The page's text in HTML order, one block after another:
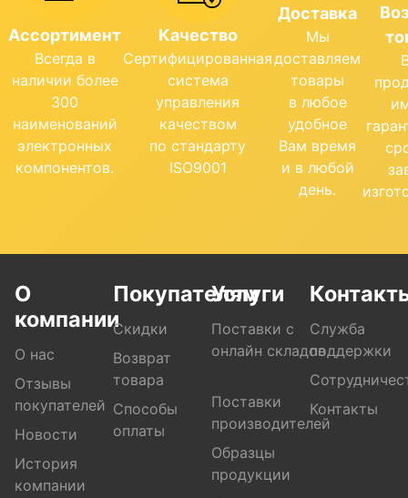
Ассортимент
Всегда в
наличии более
300
наименований
электронных
компонентов.
Качество
Сертифицированная
система
управления
качеством
по стандарту
ISO9001
Доставка
Мы
доставляем
товары
в любое
удобное
Вам время
и в любой
день.
О
компании
О нас
Отзывы
покупателей
Новости
История
компании
Покупателям
Скидки
Возврат
товара
Способы
оплаты
Услуги
Поставки с
онлайн складов
Поставки
производителей
Образцы
продукции
Служба
поддержки
Контакты